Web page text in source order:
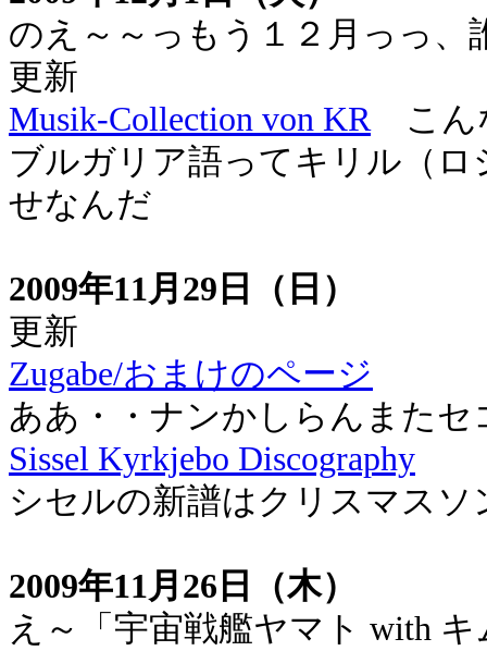
のえ～～っもう１２月っっ、
更新
Musik-Collection von KRこん
ブルガリア語ってキリル（
せなんだ
2009年11月29日（日）
更新
Zugabe/おまけのページ
ああ・・ナンかしらんまたセ
Sissel Kyrkjebo Discography
シセルの新譜はクリスマス
2009年11月26日（木）
え～「宇宙戦艦ヤマト with